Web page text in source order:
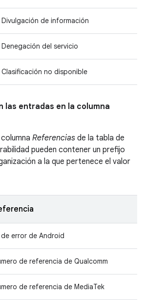
Divulgación de información
Denegación del servicio
Clasificación no disponible
las entradas en la columna
Referencias de la tabla de
pueden contener un prefijo
a la que pertenece el valor
de error de Android
de referencia de Qualcomm
de referencia de MediaTek